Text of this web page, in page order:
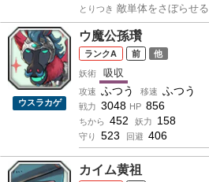
とりつき 敵単体をさぼらせる
ウスラカゲ
ウ魔公孫瓚
A 前 他
妖術 吸収
攻速 ふつう 移速 ふつう
戦力 3048 HP 856
ちから 452 妖力 158
守り 523 回避 406
カイム黄祖